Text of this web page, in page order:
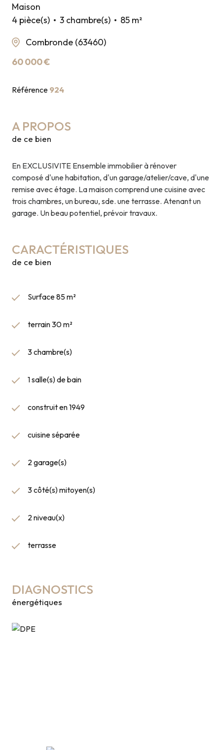
Maison
4 pièce(s)
3 chambre(s)
85 m²
Combronde (63460)
60 000 €
Référence 924
A PROPOS
de ce bien
En EXCLUSIVITE Ensemble immobilier à rénover
composé d'une habitation, d'un garage/atelier/cave, d'une
remise avec étage. La maison comprend une cuisine avec
trois chambres, un bureau, sde. une terrasse. Atenant un
garage. Un beau potentiel, prévoir travaux.
CARACTÉRISTIQUES
de ce bien
Surface 85 m²
terrain 30 m²
3 chambre(s)
1 salle(s) de bain
construit en 1949
cuisine séparée
2 garage(s)
3 côté(s) mitoyen(s)
2 niveau(x)
terrasse
DIAGNOSTICS
énergétiques